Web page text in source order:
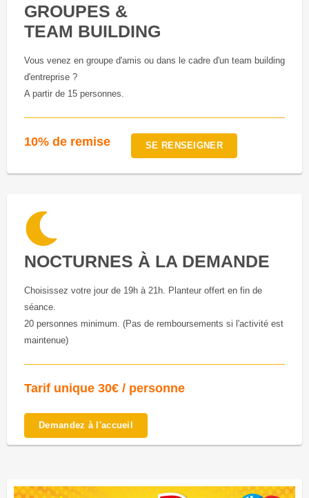
GROUPES &
TEAM BUILDING
Vous venez en groupe d'amis ou dans le cadre d'un team building
d'entreprise ?
A partir de 15 personnes.
10% de remise SE RENSEIGNER
NOCTURNES À LA DEMANDE
Choisissez votre jour de 19h à 21h. Planteur offert en fin de
séance.
20 personnes minimum. (Pas de remboursements si l'activité est
maintenue)
Tarif unique 30€ / personne
Demandez à l'accueil